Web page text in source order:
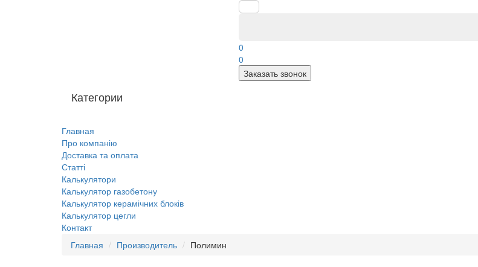
0
0
Заказать звонок
Категории
Главная
Про компанію
Доставка та оплата
Статті
Калькулятори
Калькулятор газобетону
Калькулятор керамічних блоків
Калькулятор цегли
Контакт
Главная Производитель Полимин